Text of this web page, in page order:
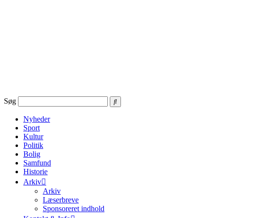
Søg
Nyheder
Sport
Kultur
Politik
Bolig
Samfund
Historie
Arkiv
Arkiv
Læserbreve
Sponsoreret indhold